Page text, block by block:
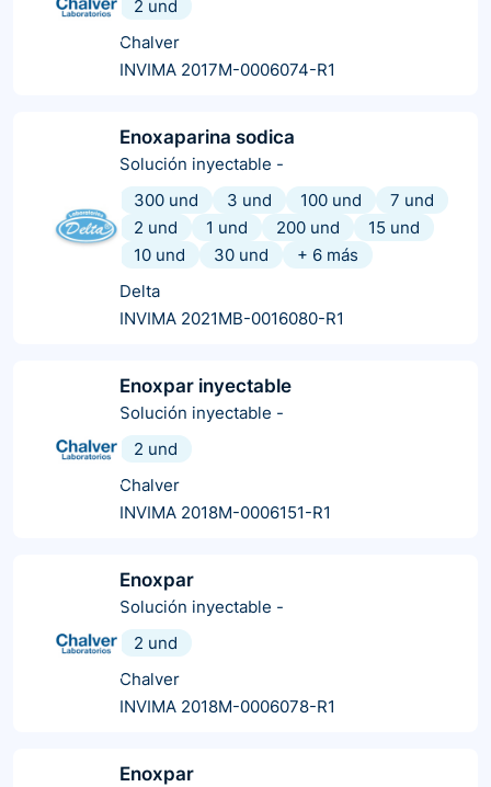
2 und
Chalver
INVIMA 2017M-0006074-R1
Enoxaparina sodica
Solución inyectable -
300 und
3 und 100 und
7 und
2 und
1 und 200 und
15 und
10 und
30 und + 6 más
Delta
INVIMA 2021MB-0016080-R1
Enoxpar inyectable
Solución inyectable -
2 und
Chalver
INVIMA 2018M-0006151-R1
Enoxpar
Solución inyectable -
2 und
Chalver
INVIMA 2018M-0006078-R1
Enoxpar